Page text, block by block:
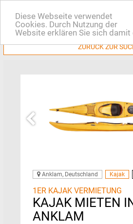
Diese Webseite verwendet
Cookies. Durch Nutzung der
Website erklären Sie sich damit
ZURÜCK ZUR
Anklam, Deutschland Kajak
1ER KAJAK VERMIETUNG
KAJAK MIETEN
ANKLAM